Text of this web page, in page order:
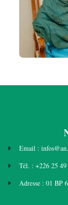
Email :
Tél. : +226 25
Adresse : 01 BP